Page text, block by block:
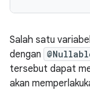
Salah satu
dengan
tersebut dapat
akan